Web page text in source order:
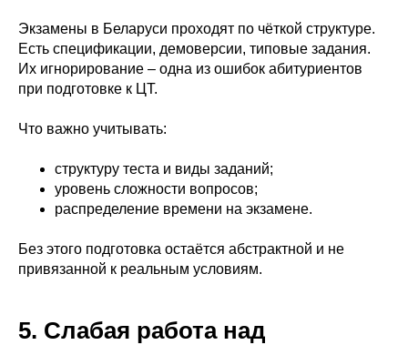
Экзамены в Беларуси проходят по чёткой структуре.
Есть спецификации, демоверсии, типовые задания.
Их игнорирование – одна из ошибок абитуриентов
при подготовке к ЦТ.
Что важно учитывать:
структуру теста и виды заданий;
уровень сложности вопросов;
распределение времени на экзамене.
Без этого подготовка остаётся абстрактной и не
привязанной к реальным условиям.
5. Слабая работа над